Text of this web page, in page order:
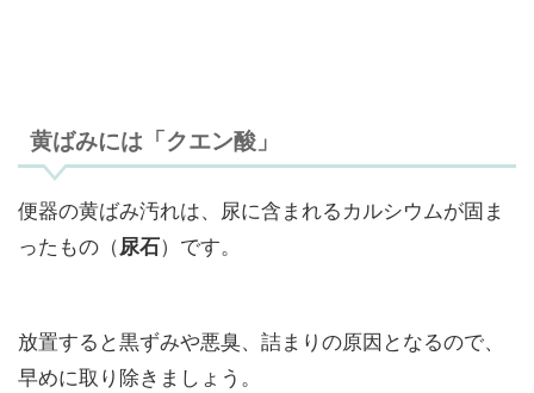
黄ばみには「クエン酸」
便器の黄ばみ汚れは、尿に含まれるカルシウムが固ま
ったもの（尿石）です。
放置すると黒ずみや悪臭、詰まりの原因となるので、
早めに取り除きましょう。